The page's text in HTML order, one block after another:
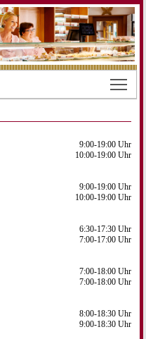
9:00-19:00 Uhr
10:00-19:00 Uhr
9:00-19:00 Uhr
10:00-19:00 Uhr
6:30-17:30 Uhr
7:00-17:00 Uhr
7:00-18:00 Uhr
7:00-18:00 Uhr
8:00-18:30 Uhr
9:00-18:30 Uhr